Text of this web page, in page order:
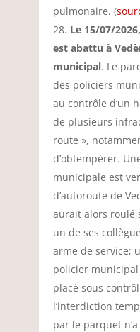
pulmonaire. (
Le 15/07/
est abattu à
municipal. Le
des policiers
au contrôle d’un
de plusieurs
route »,
d’obtempérer.
municipale est
d’autoroute de
aurait alors roulé
un de ses
arme de service;
policier
placé sous
l’interdiction
par le parquet